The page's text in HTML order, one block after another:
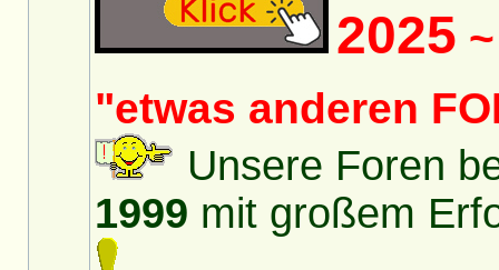
2025
"etwas anderen
Unsere Foren
1999 mit großem